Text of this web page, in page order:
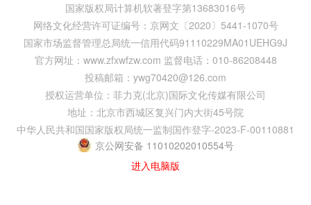
国家版权局计算机软著登字第13683016号
网络文化经营许可证编号：京网文〔2020〕5441-1070号
国家市场监督管理总局统一信用代码91110229MA01UEHG9J
官方网址：www.zfxwfzw.com 监督电话：010-86208448
投稿邮箱：ywg70420@126.com
授权运营单位：菲力克(北京)国际文化传媒有限公司
地址：北京市西城区复兴门内大街45号院
中华人民共和国国家版权局统一监制国作登字-2023-F-00110881
京公网安备 11010202010554号
进入电脑版